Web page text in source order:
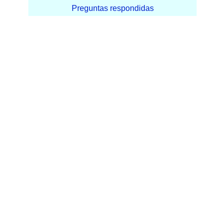
Preguntas respondidas